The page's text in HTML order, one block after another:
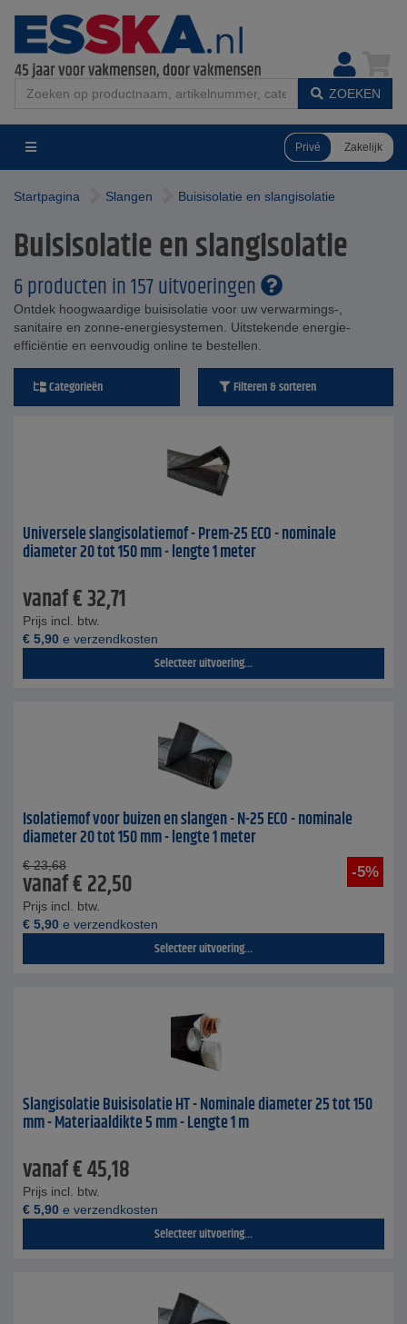
ZOEKEN
Privé Zakelijk
Startpagina Slangen Buisisolatie en slangisolatie
Buisisolatie en slangisolatie
6 producten in 157 uitvoeringen
Ontdek hoogwaardige buisisolatie voor uw verwarmings-,
sanitaire en zonne-energiesystemen. Uitstekende energie-
efficiëntie en eenvoudig online te bestellen.
Categorieën Filteren & sorteren
Universele slangisolatiemof - Prem-25 ECO - nominale
diameter 20 tot 150 mm - lengte 1 meter
vanaf€32,71
Prijs incl. btw.
€ 5,90 e verzendkosten
Selecteer uitvoering...
Isolatiemof voor buizen en slangen - N-25 ECO - nominale
diameter 20 tot 150 mm - lengte 1 meter
-5%
€ 23,68
vanaf€22,50
Prijs incl. btw.
€ 5,90 e verzendkosten
Selecteer uitvoering...
Slangisolatie Buisisolatie HT - Nominale diameter 25 tot 150
mm - Materiaaldikte 5 mm - Lengte 1 m
vanaf€45,18
Prijs incl. btw.
€ 5,90 e verzendkosten
Selecteer uitvoering...